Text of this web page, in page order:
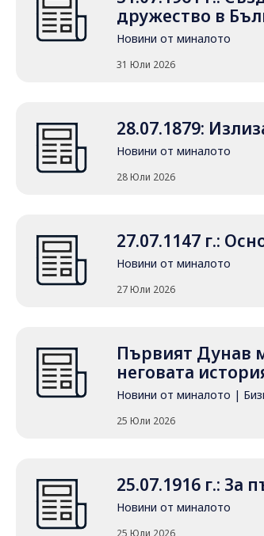
дружество в
Новини от миналото
31 Юли 2026
28.07.1879:
Новини от миналото
28 Юли 2026
27.07.1147 г.:
Новини от миналото
27 Юли 2026
Първият Дунав
неговата
Новини от миналото |
25 Юли 2026
25.07.1916 г.: За
Новини от миналото
25 Юли 2026